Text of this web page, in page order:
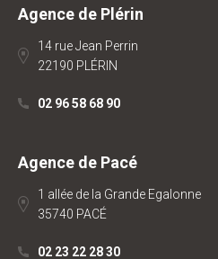
Agence de Plérin
14 rue Jean Perrin
22190 PLÉRIN
02 96 58 68 90
Agence de Pacé
1 allée de la Grande Egalonne
35740 PACÉ
02 23 22 28 30